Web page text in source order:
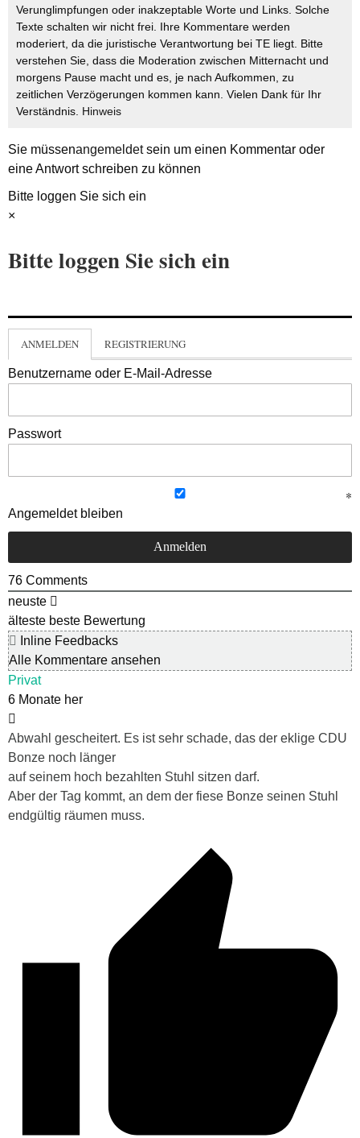
Verunglimpfungen oder inakzeptable Worte und Links. Solche
Texte schalten wir nicht frei. Ihre Kommentare werden
moderiert, da die juristische Verantwortung bei TE liegt. Bitte
verstehen Sie, dass die Moderation zwischen Mitternacht und
morgens Pause macht und es, je nach Aufkommen, zu
zeitlichen Verzögerungen kommen kann. Vielen Dank für Ihr
Verständnis. Hinweis
Sie müssenangemeldetsein um einen Kommentar oder
eine Antwort schreiben zu können
Bitte loggen Sie sich ein
×
Bitte loggen Sie sich ein
ANMELDEN REGISTRIERUNG
Benutzername oder E-Mail-Adresse
Passwort
Angemeldet bleiben
76 Comments
neuste
älteste beste Bewertung
Inline Feedbacks
Alle Kommentare ansehen
Privat
6 Monate her
Abwahl gescheitert. Es ist sehr schade, das der eklige CDU
Bonze noch länger
auf seinem hoch bezahlten Stuhl sitzen darf.
Aber der Tag kommt, an dem der fiese Bonze seinen Stuhl
endgültig räumen muss.